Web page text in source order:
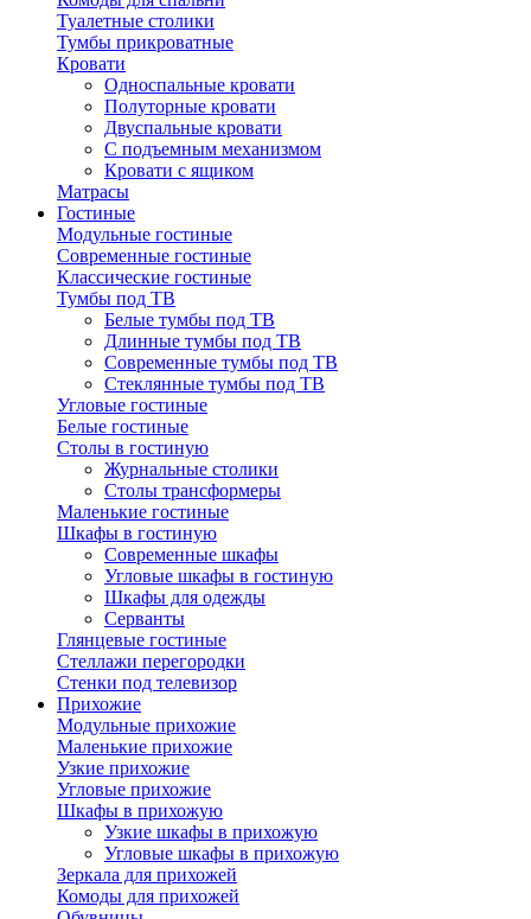
Туалетные столики
Тумбы прикроватные
Кровати
Односпальные кровати
Полуторные кровати
Двуспальные кровати
С подъемным механизмом
Кровати с ящиком
Матрасы
Гостиные
Модульные гостиные
Современные гостиные
Классические гостиные
Тумбы под ТВ
Белые тумбы под ТВ
Длинные тумбы под ТВ
Современные тумбы под ТВ
Стеклянные тумбы под ТВ
Угловые гостиные
Белые гостиные
Столы в гостиную
Журнальные столики
Столы трансформеры
Маленькие гостиные
Шкафы в гостиную
Современные шкафы
Угловые шкафы в гостиную
Шкафы для одежды
Серванты
Глянцевые гостиные
Стеллажи перегородки
Стенки под телевизор
Прихожие
Модульные прихожие
Маленькие прихожие
Узкие прихожие
Угловые прихожие
Шкафы в прихожую
Узкие шкафы в прихожую
Угловые шкафы в прихожую
Зеркала для прихожей
Комоды для прихожей